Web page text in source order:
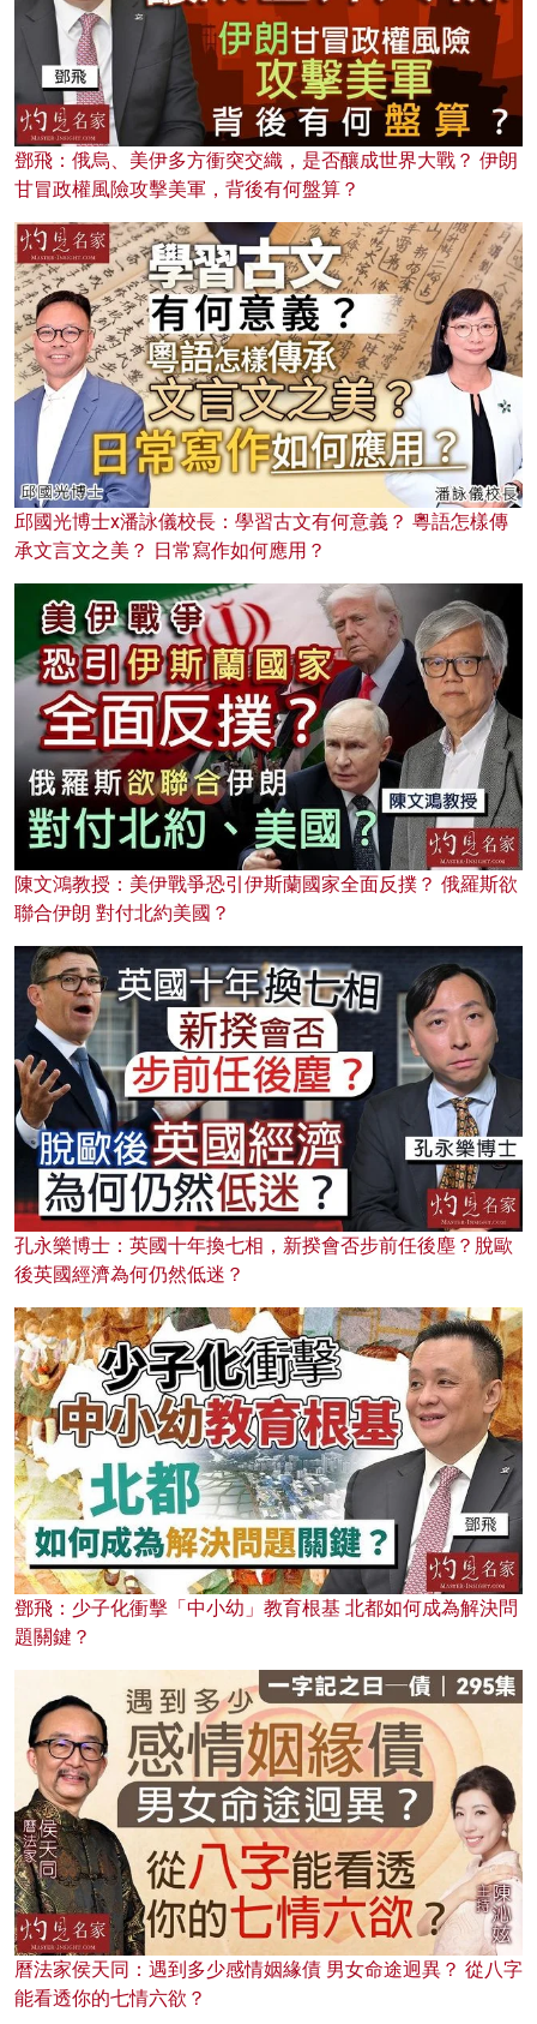
鄧飛：俄烏、美伊多方衝突交織，是否釀成世界大戰？ 伊朗
甘冒政權風險攻擊美軍，背後有何盤算？
邱國光博士x潘詠儀校長：學習古文有何意義？ 粵語怎樣傳
承文言文之美？ 日常寫作如何應用？
陳文鴻教授：美伊戰爭恐引伊斯蘭國家全面反撲？ 俄羅斯欲
聯合伊朗 對付北約美國？
孔永樂博士：英國十年換七相，新揆會否步前任後塵？脫歐
後英國經濟為何仍然低迷？
鄧飛：少子化衝擊「中小幼」教育根基 北都如何成為解決問
題關鍵？
曆法家侯天同：遇到多少感情姻緣債 男女命途迥異？ 從八字
能看透你的七情六欲？